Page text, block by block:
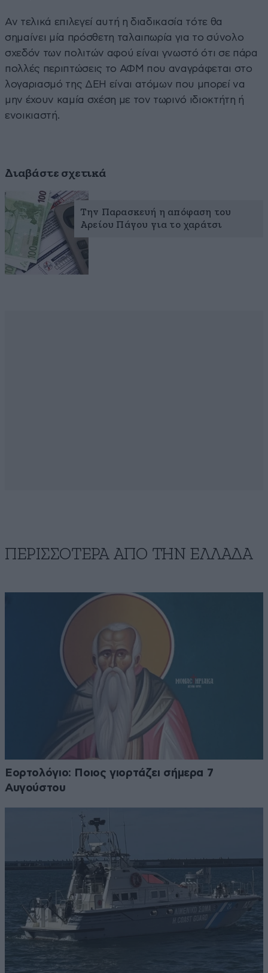
Αν τελικά επιλεγεί αυτή η διαδικασία τότε θα
σημαίνει μία πρόσθετη ταλαιπωρία για το σύνολο
σχεδόν των πολιτών αφού είναι γνωστό ότι σε πάρα
πολλές περιπτώσεις το ΑΦΜ που αναγράφεται στο
λογαριασμό της ΔΕΗ είναι ατόμων που μπορεί να
μην έχουν καμία σχέση με τον τωρινό ιδιοκτήτη ή
ενοικιαστή.
Διαβάστε σχετικά
Την Παρασκευή η απόφαση του
Αρείου Πάγου για το χαράτσι
ΠΕΡΙΣΣΟΤΕΡΑ ΑΠΟ ΤΗΝ ΕΛΛΑΔΑ
Εορτολόγιο: Ποιος γιορτάζει σήμερα 7
Αυγούστου